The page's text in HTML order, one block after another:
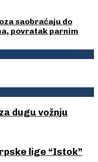
saobraćaju do
povratak parnim
dugu vožnju
lige “Istok”